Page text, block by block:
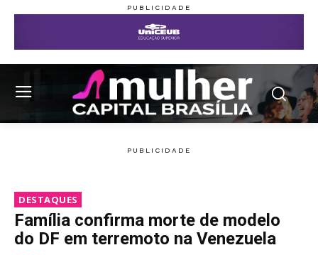
DESTAQUES
Família confirma morte de modelo
do DF em terremoto na Venezuela